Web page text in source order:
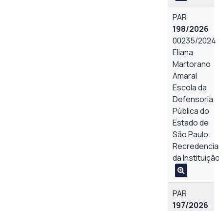
PAR
198/2026
00235/2024
Eliana
Martorano
Amaral
Escola da
Defensoria
Pública do
Estado de
São Paulo
da
PAR
197/2026